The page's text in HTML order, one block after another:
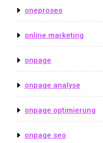
oneproseo
online marketing
onpage
onpage analyse
onpage optimierung
onpage seo